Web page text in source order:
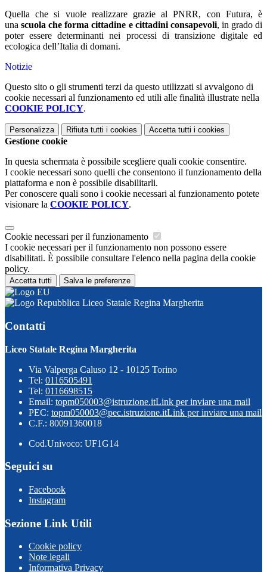
Quella che si vuole realizzare grazie al PNRR, con Futura, è
una scuola che forma cittadine e cittadini consapevoli, in grado di
poter essere determinanti nei processi di transizione digitale ed
ecologica dell’Italia di domani.
Notizie
Questo sito o gli strumenti terzi da questo utilizzati si avvalgono di
cookie necessari al funzionamento ed utili alle finalità illustrate nella
COOKIE POLICY.
Personalizza Rifiuta tutti i cookies Accetta tutti i cookies
Gestione cookie
In questa schermata è possibile scegliere quali cookie consentire.
I cookie necessari sono quelli che consentono il funzionamento della
piattaforma e non è possibile disabilitarli.
Per conoscere quali sono i cookie necessari al funzionamento potete
visionare la COOKIE POLICY.
Cookie necessari per il funzionamento
I cookie necessari per il funzionamento non possono essere
disabilitati. È possibile consultare l'elenco nella pagina della cookie
policy.
Accetta tutti Salva le preferenze
Liceo Statale Regina Margherita
Contatti
Liceo Statale Regina Margherita
Via Valperga Caluso 12 - 10125 Torino
Tel: 0116505491
Tel: 0116698515
Email: topm050003@istruzione.itLink per inviare una mail
PEC: topm050003@pec.istruzione.itLink per inviare una mail
C.F.: 80091360018
Cod.Univoco: UF1G14
Seguici su
Facebook
Instagram
Sezione Link Utili
Cookie policy
Note legali
Informativa Privacy